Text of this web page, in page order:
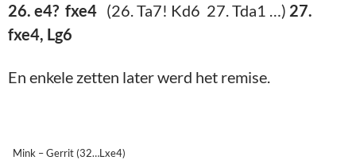
26. e4? fxe4 (26. Ta7! Kd6 27. Tda1 …) 27.
fxe4, Lg6
En enkele zetten later werd het remise.
Mink – Gerrit (32…Lxe4)